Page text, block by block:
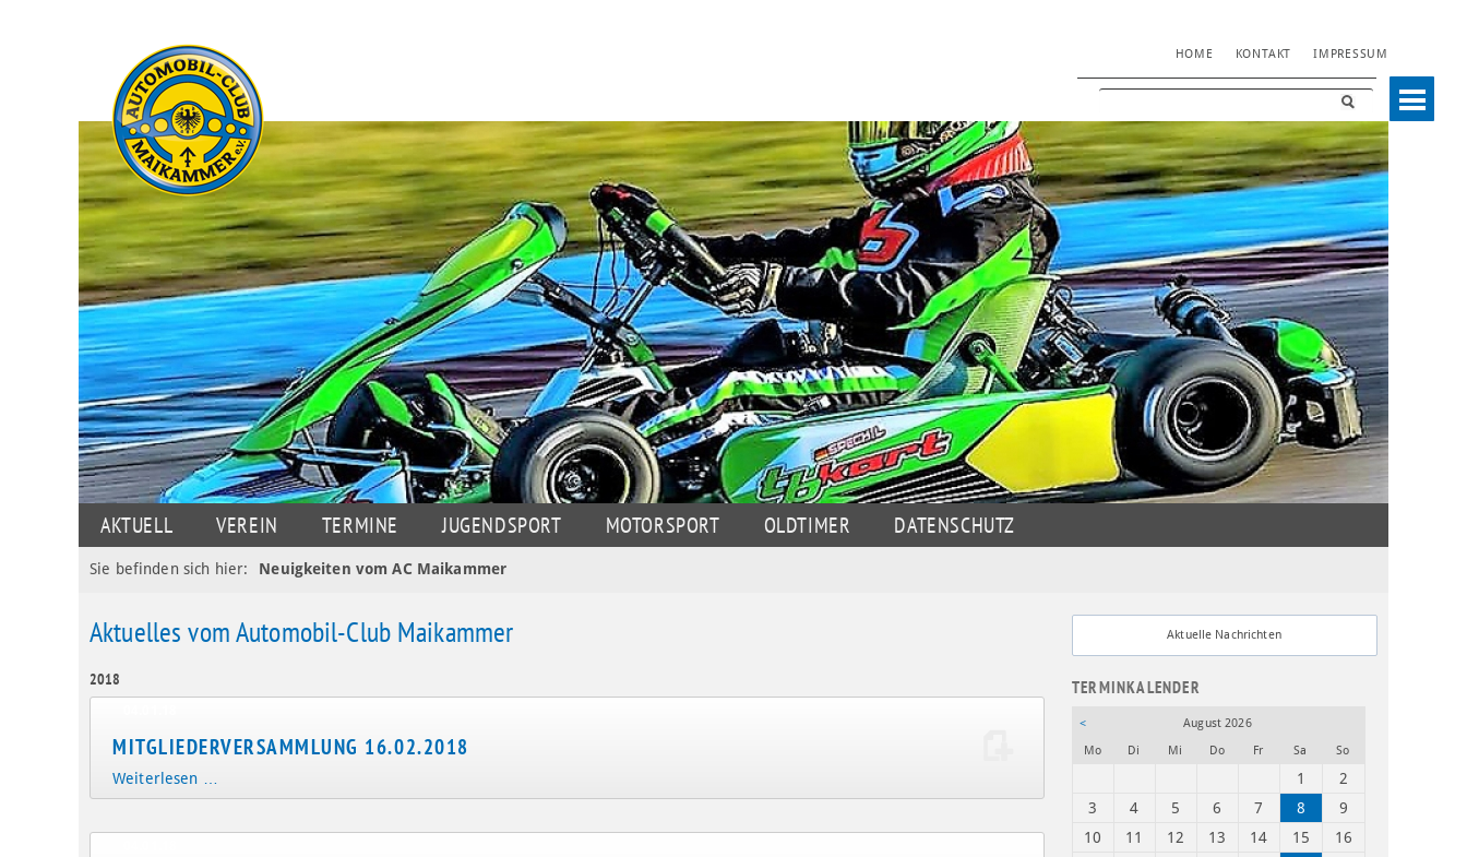
NAVIGATION
ÜBERSPRINGEN
HOME KONTAKT IMPRESSUM
NAVIGATION
ÜBERSPRINGEN
AKTUELL VEREIN TERMINE JUGENDSPORT MOTORSPORT OLDTIMER DATENSCHUTZ
Sie befinden sich hier: Neuigkeiten vom AC Maikammer
Aktuelles vom Automobil-Club Maikammer
2018
MITGLIEDERVERSAMMLUNG 16.02.2018
Weiterlesen …
Aktuelle Nachrichten
TERMINKALENDER
<
August 2026
Montag Di enstagMi ttwochDonnerstag
Freitag Sa mstagSonntag
1
2
3
4 5 6 7 8
9
10
11 12 13 14 15
16